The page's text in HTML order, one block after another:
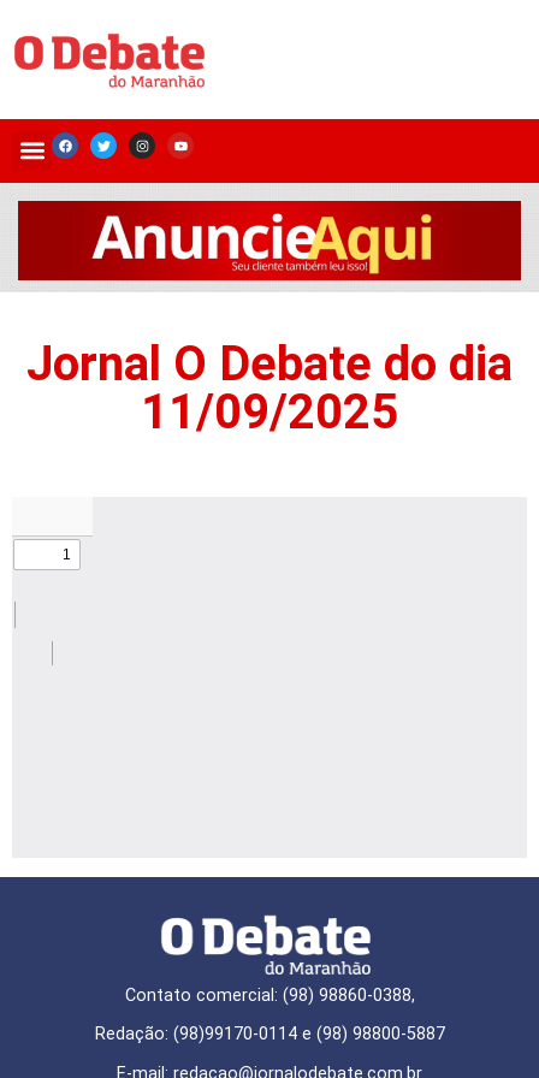
Jornal O Debate do dia
11/09/2025
Contato comercial: (98) 98860-0388,
Redação: (98)99170-0114 e (98) 98800-5887
E-mail: redaçao@jornalodebate.com.br